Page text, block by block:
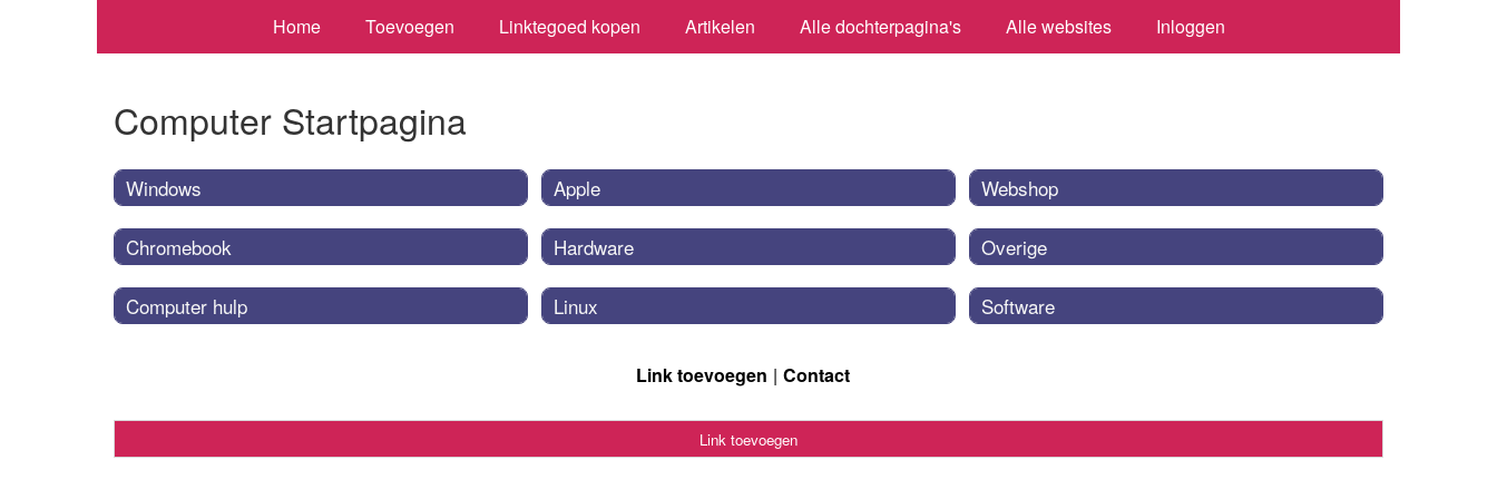
Home Toevoegen Linktegoed kopen Artikelen Alle dochterpagina's Alle websites Inloggen
Computer Startpagina
Windows
Chromebook
Computer hulp
Apple
Hardware
Linux
Webshop
Overige
Software
Link toevoegen Contact
Link toevoegen